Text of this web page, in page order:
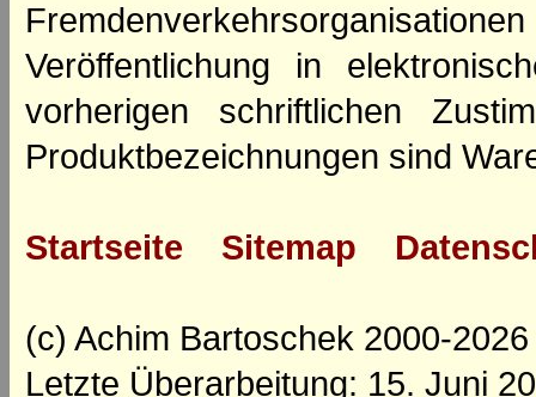
Veröffentlichung in
vorherigen schriftlichen
Produktbezeichnungen sind
Startseite Sitemap
(c) Achim Bartoschek 2000-2026
Letzte Überarbeitung: 15. Juni